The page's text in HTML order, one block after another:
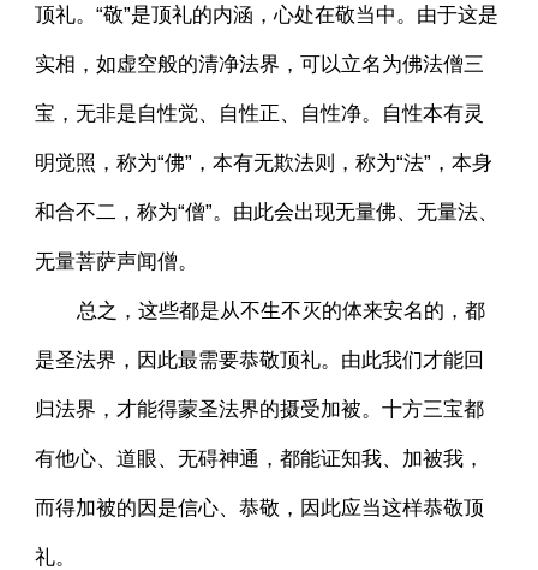
顶礼。“敬”是顶礼的内涵，心处在敬当中。由于这是
实相，如虚空般的清净法界，可以立名为佛法僧三
宝，无非是自性觉、自性正、自性净。自性本有灵
明觉照，称为“佛”，本有无欺法则，称为“法”，本身
和合不二，称为“僧”。由此会出现无量佛、无量法、
无量菩萨声闻僧。
总之，这些都是从不生不灭的体来安名的，都
是圣法界，因此最需要恭敬顶礼。由此我们才能回
归法界，才能得蒙圣法界的摄受加被。十方三宝都
有他心、道眼、无碍神通，都能证知我、加被我，
而得加被的因是信心、恭敬，因此应当这样恭敬顶
礼。